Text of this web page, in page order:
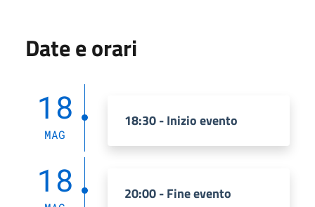
Date e orari
18
MAG
18:30 - Inizio evento
18 20:00 - Fine evento